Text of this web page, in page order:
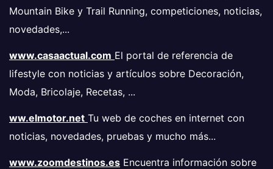
Mountain Bike y Trail Running, competiciones, noticias,
novedades,...
www.casaactual.com El portal de referencia de
lifestyle con noticias y artículos sobre Decoración,
Moda, Bricolaje, Recetas, ...
ww.elmotor.net Tu web de coches en internet con
noticias, novedades, pruebas y mucho más...
www.zoomdestinos.es Encuentra información sobre